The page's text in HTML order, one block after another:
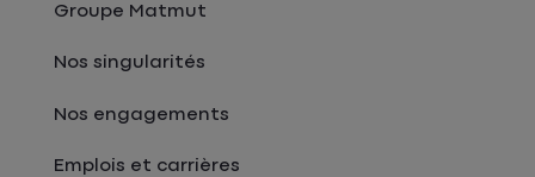
Groupe Matmut
Nos singularités
Nos engagements
Emplois et carrières